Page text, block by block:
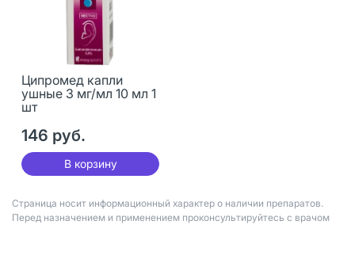
Ципромед капли
ушные 3 мг/мл 10 мл 1
шт
146 руб.
В корзину
Страница носит информационный характер о наличии препаратов.
Перед назначением и применением проконсультируйтесь с врачом